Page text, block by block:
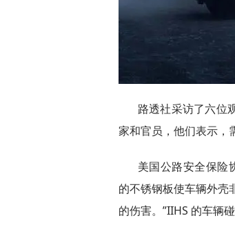
路透社采访了六位
家和官员，他们表示，
美国公路安全保险
的不锈钢板使车辆外壳
的伤害。”IIHS 的车辆